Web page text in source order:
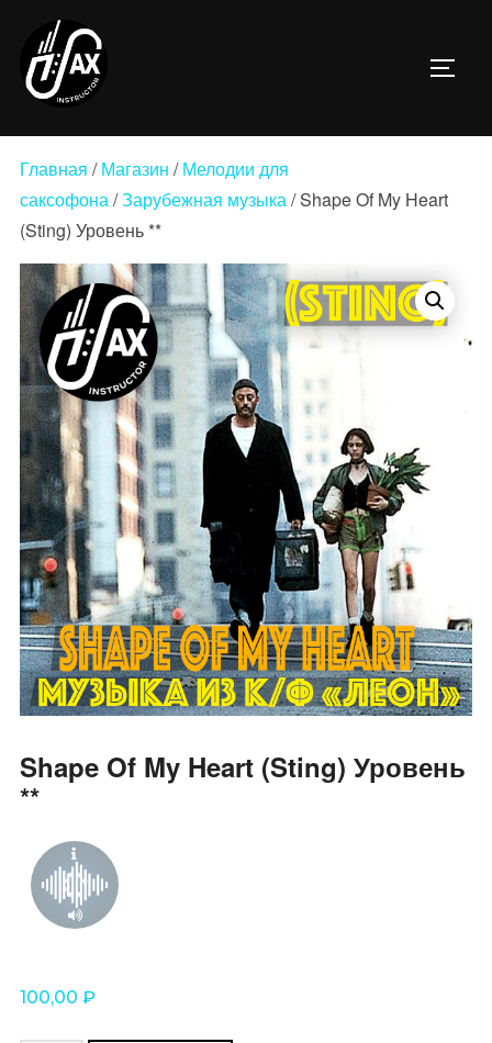
Перейти
содержимому
Главная /Магазин /Мелодии для
саксофона/Зарубежная музыка/ Shape Of My Heart
(Sting) Уровень **
Shape Of My Heart (Sting) Уровень
**
100,00 ₽